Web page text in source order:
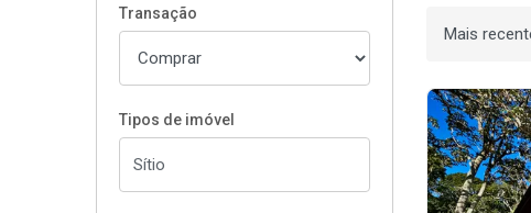
Transação
Tipos de imóvel
Ordenar por